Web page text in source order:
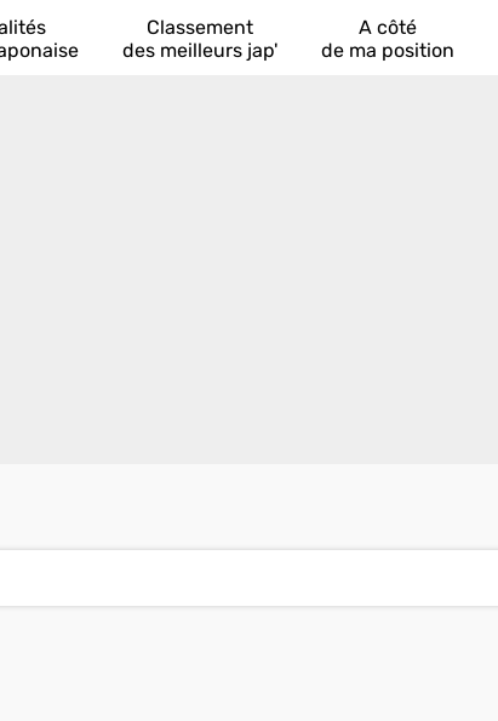
Classement
des meilleurs jap'
A côté
de ma position